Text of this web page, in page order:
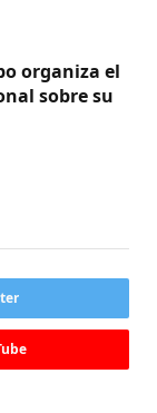
organiza el
sobre su